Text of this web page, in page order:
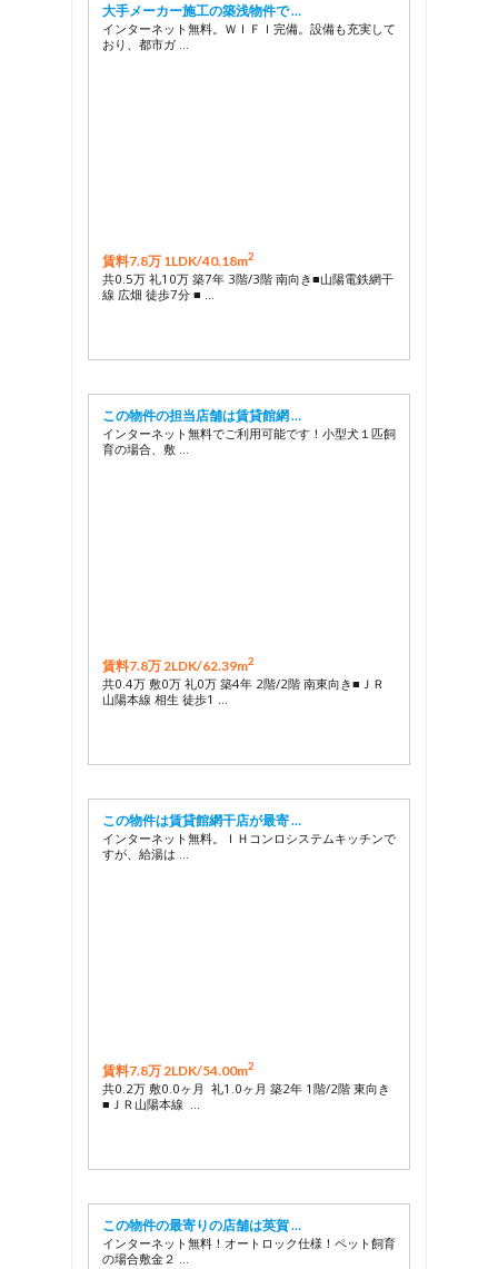
大手メーカー施工の築浅物件で …
インターネット無料。ＷＩＦＩ完備。設備も充実して
おり、都市ガ …
賃料7.8万 1LDK/40.18m2
共0.5万 礼10万 築7年 3階/3階 南向き■山陽電鉄網干
線 広畑 徒歩7分 ■ …
この物件の担当店舗は賃貸館網 …
インターネット無料でご利用可能です！小型犬１匹飼
育の場合、敷 …
賃料7.8万 2LDK/62.39m2
共0.4万 敷0万 礼0万 築4年 2階/2階 南東向き■ＪＲ
山陽本線 相生 徒歩1 …
この物件は賃貸館網干店が最寄 …
インターネット無料。ＩＨコンロシステムキッチンで
すが、給湯は …
賃料7.8万 2LDK/54.00m2
共0.2万 敷0.0ヶ月 礼1.0ヶ月 築2年 1階/2階 東向き
■ＪＲ山陽本線 …
この物件の最寄りの店舗は英賀 …
インターネット無料！オートロック仕様！ペット飼育
の場合敷金２ …